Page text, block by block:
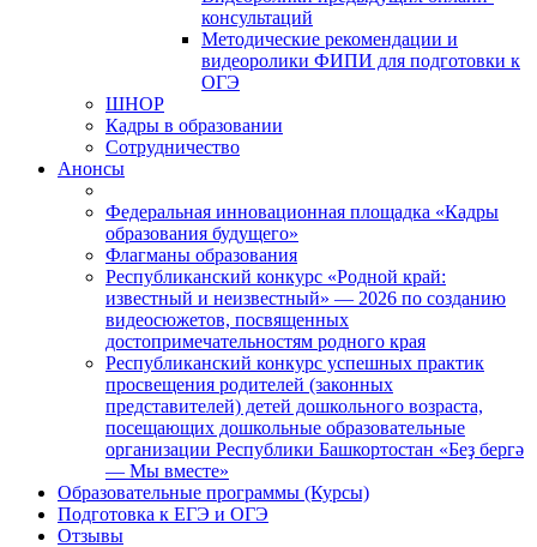
консультаций
Методические рекомендации и
видеоролики ФИПИ для подготовки к
ОГЭ
ШНОР
Кадры в образовании
Сотрудничество
Анонсы
Федеральная инновационная площадка «Кадры
образования будущего»
Флагманы образования
Республиканский конкурс «Родной край:
известный и неизвестный» — 2026 по созданию
видеосюжетов, посвященных
достопримечательностям родного края
Республиканский конкурс успешных практик
просвещения родителей (законных
представителей) детей дошкольного возраста,
посещающих дошкольные образовательные
организации Республики Башкортостан «Беҙ бергә
— Мы вместе»
Образовательные программы (Курсы)
Подготовка к ЕГЭ и ОГЭ
Отзывы